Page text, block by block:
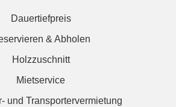
Dauertiefpreis
& Abholen
Holzzuschnitt
Mietservice
und Transportervermietung